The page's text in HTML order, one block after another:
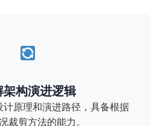
架构演进逻辑
原理和演进路径，具备根据
裁剪方法的能力。